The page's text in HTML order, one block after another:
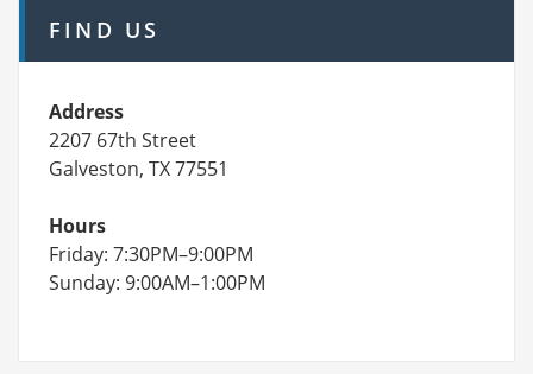
FIND US
Address
2207 67th Street
Galveston, TX 77551
Hours
Friday: 7:30PM–9:00PM
Sunday: 9:00AM–1:00PM